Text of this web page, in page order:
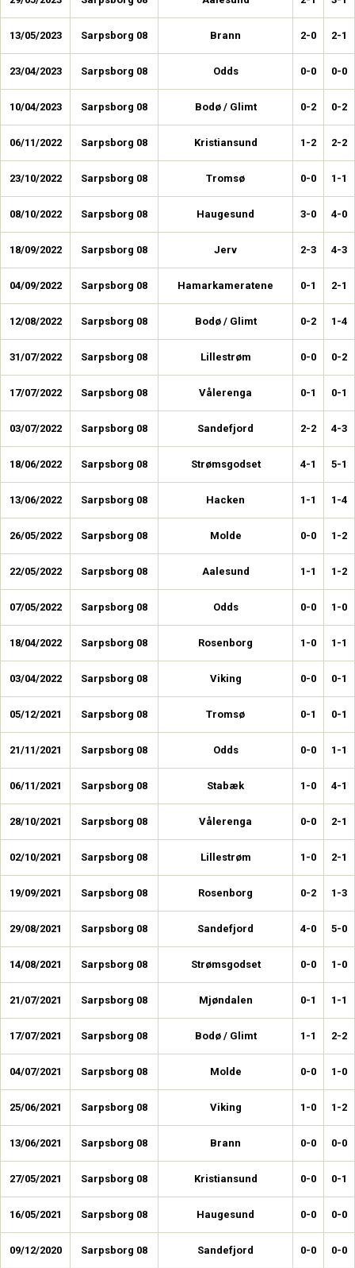
13/05/2023 Sarpsborg 08 Brann 2-0 2-1
23/04/2023 Sarpsborg 08 Odds 0-0 0-0
10/04/2023 Sarpsborg 08 Bodø / Glimt 0-2 0-2
06/11/2022 Sarpsborg 08 Kristiansund 1-2 2-2
23/10/2022 Sarpsborg 08 Tromsø 0-0 1-1
08/10/2022 Sarpsborg 08 Haugesund 3-0 4-0
18/09/2022 Sarpsborg 08 Jerv 2-3 4-3
04/09/2022 Sarpsborg 08 Hamarkameratene 0-1 2-1
12/08/2022 Sarpsborg 08 Bodø / Glimt 0-2 1-4
31/07/2022 Sarpsborg 08 Lillestrøm 0-0 0-2
17/07/2022 Sarpsborg 08 Vålerenga 0-1 0-1
03/07/2022 Sarpsborg 08 Sandefjord 2-2 4-3
18/06/2022 Sarpsborg 08 Strømsgodset 4-1 5-1
13/06/2022 Sarpsborg 08 Hacken 1-1 1-4
26/05/2022 Sarpsborg 08 Molde 0-0 1-2
22/05/2022 Sarpsborg 08 Aalesund 1-1 1-2
07/05/2022 Sarpsborg 08 Odds 0-0 1-0
18/04/2022 Sarpsborg 08 Rosenborg 1-0 1-1
03/04/2022 Sarpsborg 08 Viking 0-0 0-1
05/12/2021 Sarpsborg 08 Tromsø 0-1 0-1
21/11/2021 Sarpsborg 08 Odds 0-0 1-1
06/11/2021 Sarpsborg 08 Stabæk 1-0 4-1
28/10/2021 Sarpsborg 08 Vålerenga 0-0 2-1
02/10/2021 Sarpsborg 08 Lillestrøm 1-0 2-1
19/09/2021 Sarpsborg 08 Rosenborg 0-2 1-3
29/08/2021 Sarpsborg 08 Sandefjord 4-0 5-0
14/08/2021 Sarpsborg 08 Strømsgodset 0-0 1-0
21/07/2021 Sarpsborg 08 Mjøndalen 0-1 1-1
17/07/2021 Sarpsborg 08 Bodø / Glimt 1-1 2-2
04/07/2021 Sarpsborg 08 Molde 0-0 1-0
25/06/2021 Sarpsborg 08 Viking 1-0 1-2
13/06/2021 Sarpsborg 08 Brann 0-0 0-0
27/05/2021 Sarpsborg 08 Kristiansund 0-0 0-1
16/05/2021 Sarpsborg 08 Haugesund 0-0 0-0
09/12/2020 Sarpsborg 08 Sandefjord 0-0 0-0